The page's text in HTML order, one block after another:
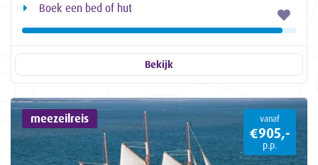
Boek een bed of hut
Bekijk
meezeilreis vanaf
€905,-
p.p.